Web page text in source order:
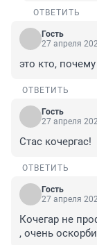
ОТВЕТИТЬ
Гость
27 апреля
это кто,
ОТВЕТИТЬ
Гость
27 апреля
Стас кочергас!
ОТВЕТИТЬ
Гость
27 апреля
Кочегар не
, очень